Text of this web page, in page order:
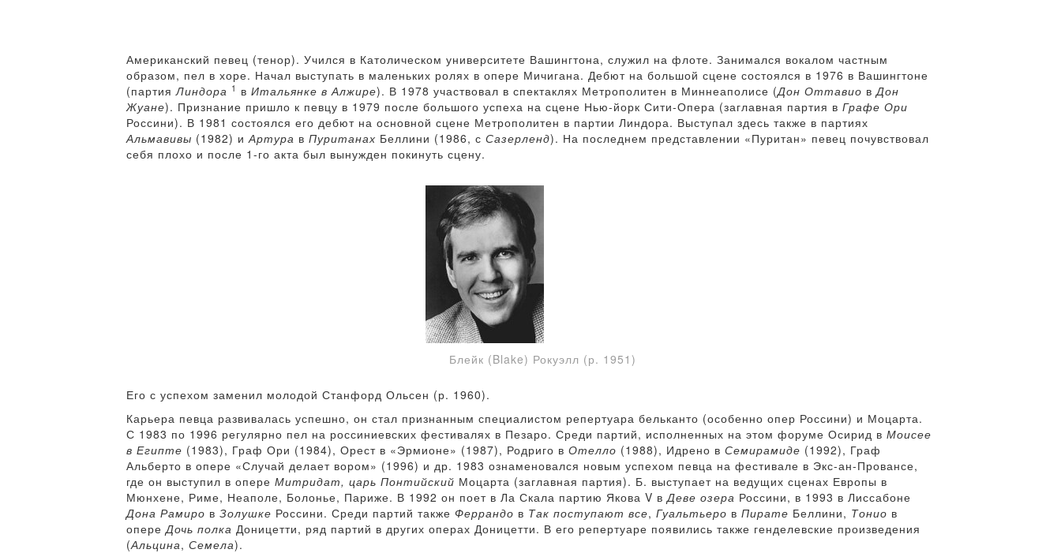
Американский певец (тенор). Учился в Католическом университете Вашингтона, служил на флоте. Занимался вокалом частным
образом, пел в хоре. Начал выступать в маленьких ролях в опере Мичигана. Дебют на большой сцене состоялся в 1976 в Вашингтоне
(партияЛиндора 1 в Итальянке в Алжире). В 1978 участвовал в спектаклях Метрополитен в Миннеаполисе (Дон Оттавио вДон
Жуане). Признание пришло к певцу в 1979 после большого успеха на сцене Нью-йорк Сити-Опера (заглавная партия в Графе Ори
Россини). В 1981 состоялся его дебют на основной сцене Метрополитен в партии Линдора. Выступал здесь также в партиях
Альмавивы (1982) иАртура в Пуританах Беллини (1986, с Сазерленд). На последнем представлении «Пуритан» певец почувствовал
себя плохо и после 1-го акта был вынужден покинуть сцену.
Блейк (Blake) Рокуэлл (р. 1951)
Его с успехом заменил молодой Станфорд Ольсен (р. 1960).
Карьера певца развивалась успешно, он стал признанным специалистом репертуара бельканто (особенно опер Россини) и Моцарта.
С 1983 по 1996 регулярно пел на россиниевских фестивалях в Пезаро. Среди партий, исполненных на этом форуме Осирид в Моисее
в Египте (1983), Граф Ори (1984), Орест в «Эрмионе» (1987), Родриго в Отелло (1988), Идрено в Семирамиде (1992), Граф
Альберто в опере «Случай делает вором» (1996) и др. 1983 ознаменовался новым успехом певца на фестивале в Экс-ан-Провансе,
где он выступил в опере Митридат, царь Понтийский Моцарта (заглавная партия). Б. выступает на ведущих сценах Европы в
Мюнхене, Риме, Неаполе, Болонье, Париже. В 1992 он поет в Ла Скала партию Якова V вДеве озера Россини, в 1993 в Лиссабоне
Дона Рамиро в Золушке Россини. Среди партий также Феррандо в Так поступают все, Гуальтьеро в Пирате Беллини, Тонио в
опереДочь полка Доницетти, ряд партий в других операх Доницетти. В его репертуаре появились также генделевские произведения
(Альцина, Семела).